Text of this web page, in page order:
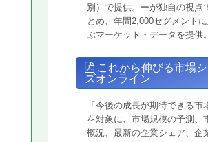
別）で提供。ーが独自の視点
とめ、年間2,000セグメントに
ぶマーケット・データを提供。
これから伸びる市場
ズオンライン
「今後の成長が期待できる市
を対象に、市場規模の予測、
概況、最新の企業シェア、企